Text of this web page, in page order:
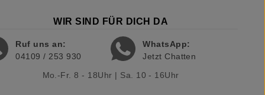
WIR SIND FÜR DICH DA
Ruf uns an:
04109 / 253 930
WhatsApp:
Jetzt Chatten
Mo.-Fr. 8 - 18Uhr | Sa. 10 - 16Uhr